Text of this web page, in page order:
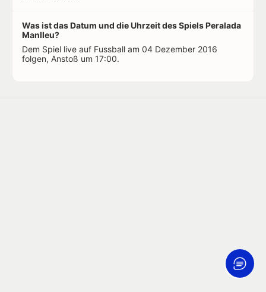
Was ist das Datum und die Uhrzeit des Spiels Peralada
Manlleu?
Dem Spiel live auf Fussball am 04 Dezember 2016
folgen, Anstoß um 17:00.